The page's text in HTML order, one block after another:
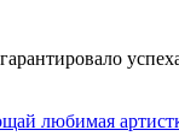
любимая